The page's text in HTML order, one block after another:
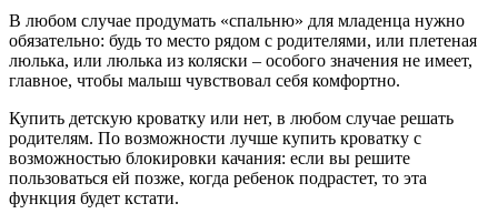
В любом случае продумать «спальню» для младенца нужно
обязательно: будь то место рядом с родителями, или плетеная
люлька, или люлька из коляски – особого значения не имеет,
главное, чтобы малыш чувствовал себя комфортно.
Купить детскую кроватку или нет, в любом случае решать
родителям. По возможности лучше купить кроватку с
возможностью блокировки качания: если вы решите
пользоваться ей позже, когда ребенок подрастет, то эта
функция будет кстати.